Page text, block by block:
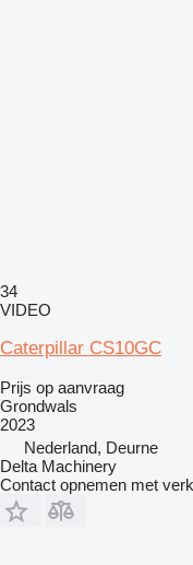
34
VIDEO
Caterpillar CS10GC
Prijs op aanvraag
Grondwals
2023
Nederland, Deurne
Delta Machinery
Contact opnemen met